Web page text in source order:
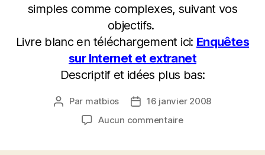
simples comme complexes, suivant vos
objectifs.
Livre blanc en téléchargement ici: Enquêtes
sur Internet et extranet
Descriptif et idées plus bas:
Auteur
l’article
Par matbios
Date16 janvier 2008
Aucun commentairesur